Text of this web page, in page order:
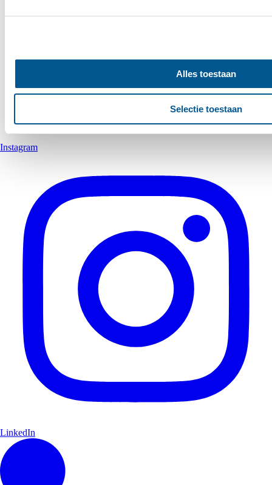
Alles toestaan
Selectie toestaan
Instagram
LinkedIn